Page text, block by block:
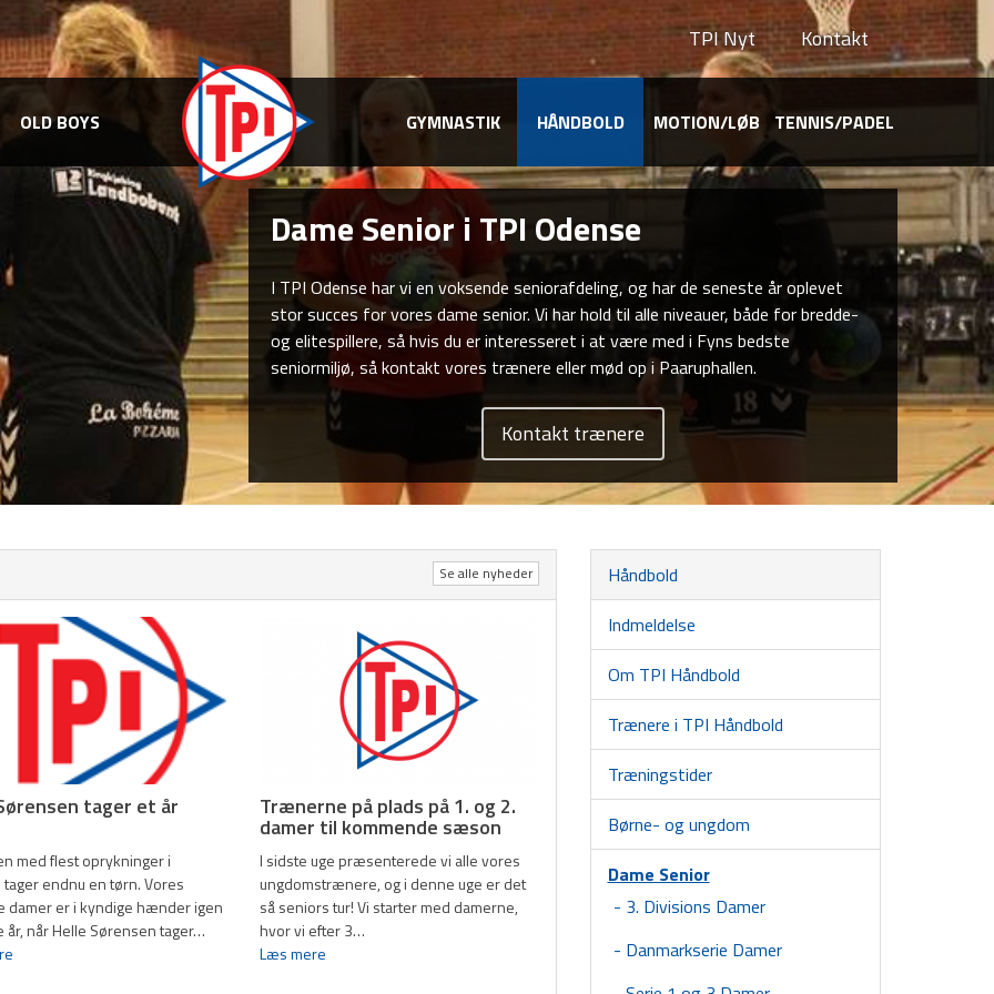
TPI Nyt Kontakt
OLD BOYS GYMNASTIK HÅNDBOLD MOTION/LØB TENNIS/PADEL
TPI Nyt Kontakt
OLD BOYS GYMNASTIK HÅNDBOLD MOTION/LØB TENNIS/PADEL
Dame Senior i TPI Odense
I TPI Odense har vi en voksende seniorafdeling, og har de seneste år oplevet
stor succes for vores dame senior. Vi har hold til alle niveauer, både for bredde-
og elitespillere, så hvis du er interesseret i at være med i Fyns bedste
seniormiljø, så kontakt vores trænere eller mød op i Paaruphallen.
Kontakt trænere
Se alle nyheder
tager et år
med flest oprykninger i
endnu en tørn. Vores
damer er i kyndige hænder igen
når Helle Sørensen tager…
Trænerne på plads på 1. og 2.
damer til kommende sæson
I sidste uge præsenterede vi alle vores
ungdomstrænere, og i denne uge er det
så seniors tur! Vi starter med damerne,
hvor vi efter 3…
Læs mere
Håndbold
Indmeldelse
Om TPI Håndbold
Trænere i TPI Håndbold
Træningstider
Børne- og ungdom
Dame Senior
3. Divisions Damer
Danmarkserie Damer